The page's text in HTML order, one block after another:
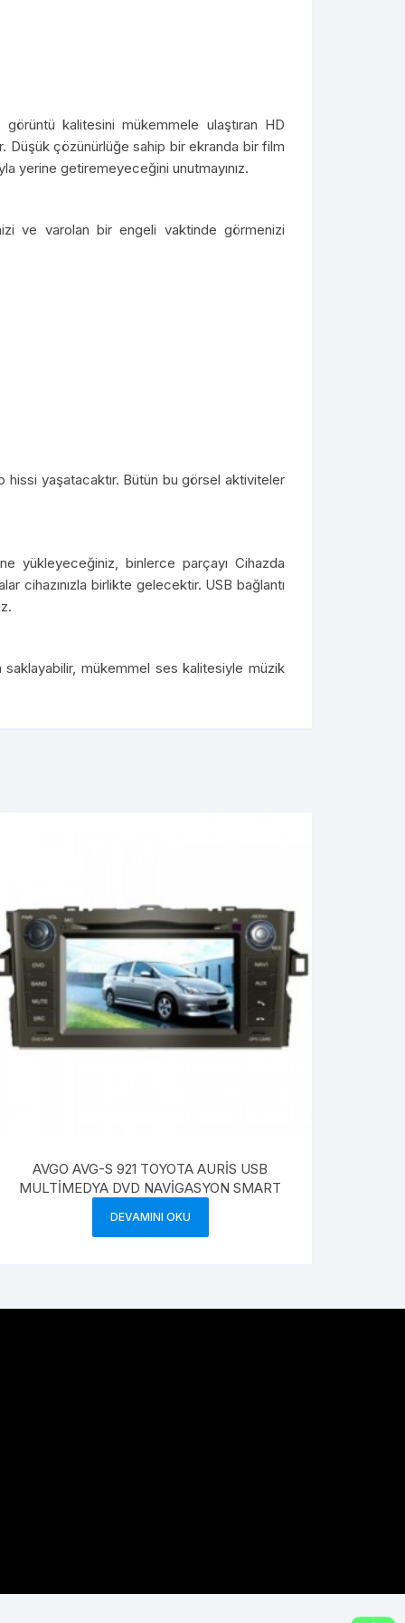
kalitesini mükemmele ulaştıran HD
Düşük çözünürlüğe sahip bir ekranda bir film
yerine getiremeyeceğini unutmayınız.
ve varolan bir engeli vaktinde görmenizi
yaşatacaktır. Bütün bu görsel aktiviteler
yükleyeceğiniz, binlerce parçayı Cihazda
cihazınızla birlikte gelecektir. USB bağlantı
saklayabilir, mükemmel ses kalitesiyle müzik
AVGO AVG-S 921 TOYOTA AURİS USB
MULTİMEDYA DVD NAVİGASYON SMART
DEVAMINI OKU